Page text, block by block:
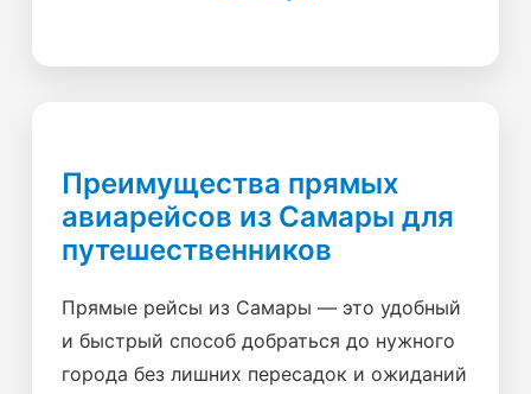
Преимущества прямых
авиарейсов из Самары для
путешественников
Прямые рейсы из Самары — это удобный
и быстрый способ добраться до нужного
города без лишних пересадок и ожиданий